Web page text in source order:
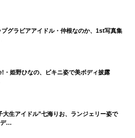
プグラビアアイドル・仲根なのか、1st写真集
・姫野ひなの、ビキニ姿で美ボディ披露
大生アイドル”七海りお、ランジェリー姿で
デ…